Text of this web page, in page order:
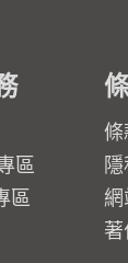
區
區
條